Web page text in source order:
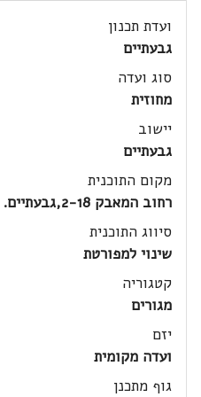
ועדת תכנון
גבעתיים
סוג ועדה
מחוזית
יישוב
גבעתיים
מקום התוכנית
רחוב המאבק 2-18,גבעתיים.
סיווג התוכנית
שינוי למפורטת
קטגוריה
מגורים
יזם
ועדה מקומית
גוף מתכנן